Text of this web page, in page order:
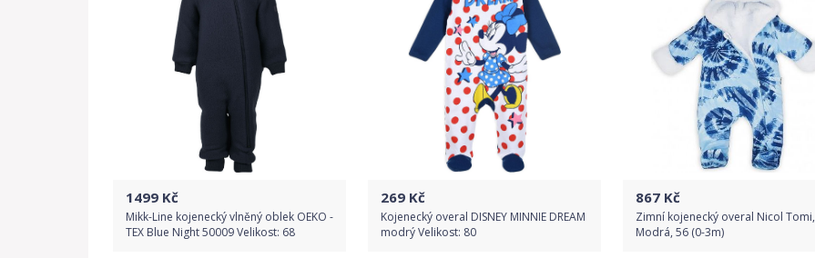
1499 Kč
Mikk-Line kojenecký vlněný oblek OEKO -
TEX Blue Night 50009 Velikost: 68
269 Kč
Kojenecký overal DISNEY MINNIE DREAM
modrý Velikost: 80
867 Kč
Zimní kojenecký overal Nicol Tomi,
Modrá, 56 (0-3m)